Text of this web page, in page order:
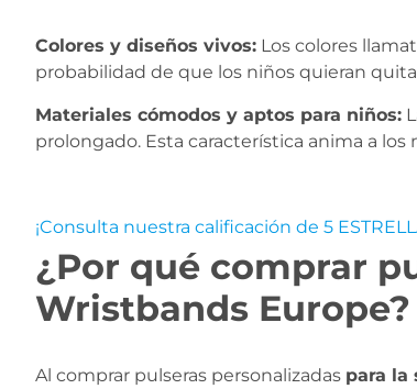
Colores y diseños vivos: Los colores
probabilidad de que los niños quieran
Materiales cómodos y aptos para niños:
prolongado. Esta característica anima a
¡Consulta nuestra calificación de 5
¿Por qué comprar
Wristbands Europe?
Al comprar pulseras personalizadas para la